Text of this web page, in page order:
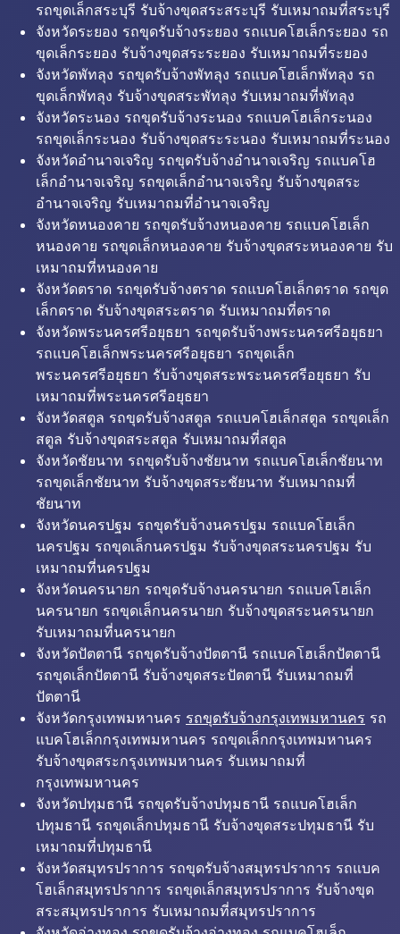
รถขุดเล็กสระบุรี รับจ้างขุดสระสระบุรี รับเหมาถมที่สระบุรี
จังหวัดระยอง รถขุดรับจ้างระยอง รถแบคโฮเล็กระยอง รถ
ขุดเล็กระยอง รับจ้างขุดสระระยอง รับเหมาถมที่ระยอง
จังหวัดพัทลุง รถขุดรับจ้างพัทลุง รถแบคโฮเล็กพัทลุง รถ
ขุดเล็กพัทลุง รับจ้างขุดสระพัทลุง รับเหมาถมที่พัทลุง
จังหวัดระนอง รถขุดรับจ้างระนอง รถแบคโฮเล็กระนอง
รถขุดเล็กระนอง รับจ้างขุดสระระนอง รับเหมาถมที่ระนอง
จังหวัดอำนาจเจริญ รถขุดรับจ้างอำนาจเจริญ รถแบคโฮ
เล็กอำนาจเจริญ รถขุดเล็กอำนาจเจริญ รับจ้างขุดสระ
อำนาจเจริญ รับเหมาถมที่อำนาจเจริญ
จังหวัดหนองคาย รถขุดรับจ้างหนองคาย รถแบคโฮเล็ก
หนองคาย รถขุดเล็กหนองคาย รับจ้างขุดสระหนองคาย รับ
เหมาถมที่หนองคาย
จังหวัดตราด รถขุดรับจ้างตราด รถแบคโฮเล็กตราด รถขุด
เล็กตราด รับจ้างขุดสระตราด รับเหมาถมที่ตราด
จังหวัดพระนครศรีอยุธยา รถขุดรับจ้างพระนครศรีอยุธยา
รถแบคโฮเล็กพระนครศรีอยุธยา รถขุดเล็ก
พระนครศรีอยุธยา รับจ้างขุดสระพระนครศรีอยุธยา รับ
เหมาถมที่พระนครศรีอยุธยา
จังหวัดสตูล รถขุดรับจ้างสตูล รถแบคโฮเล็กสตูล รถขุดเล็ก
สตูล รับจ้างขุดสระสตูล รับเหมาถมที่สตูล
จังหวัดชัยนาท รถขุดรับจ้างชัยนาท รถแบคโฮเล็กชัยนาท
รถขุดเล็กชัยนาท รับจ้างขุดสระชัยนาท รับเหมาถมที่
ชัยนาท
จังหวัดนครปฐม รถขุดรับจ้างนครปฐม รถแบคโฮเล็ก
นครปฐม รถขุดเล็กนครปฐม รับจ้างขุดสระนครปฐม รับ
เหมาถมที่นครปฐม
จังหวัดนครนายก รถขุดรับจ้างนครนายก รถแบคโฮเล็ก
นครนายก รถขุดเล็กนครนายก รับจ้างขุดสระนครนายก
รับเหมาถมที่นครนายก
จังหวัดปัตตานี รถขุดรับจ้างปัตตานี รถแบคโฮเล็กปัตตานี
รถขุดเล็กปัตตานี รับจ้างขุดสระปัตตานี รับเหมาถมที่
ปัตตานี
จังหวัดกรุงเทพมหานคร รถขุดรับจ้างกรุงเทพมหานคร รถ
แบคโฮเล็กกรุงเทพมหานคร รถขุดเล็กกรุงเทพมหานคร
รับจ้างขุดสระกรุงเทพมหานคร รับเหมาถมที่
กรุงเทพมหานคร
จังหวัดปทุมธานี รถขุดรับจ้างปทุมธานี รถแบคโฮเล็ก
ปทุมธานี รถขุดเล็กปทุมธานี รับจ้างขุดสระปทุมธานี รับ
เหมาถมที่ปทุมธานี
จังหวัดสมุทรปราการ รถขุดรับจ้างสมุทรปราการ รถแบค
โฮเล็กสมุทรปราการ รถขุดเล็กสมุทรปราการ รับจ้างขุด
สระสมุทรปราการ รับเหมาถมที่สมุทรปราการ